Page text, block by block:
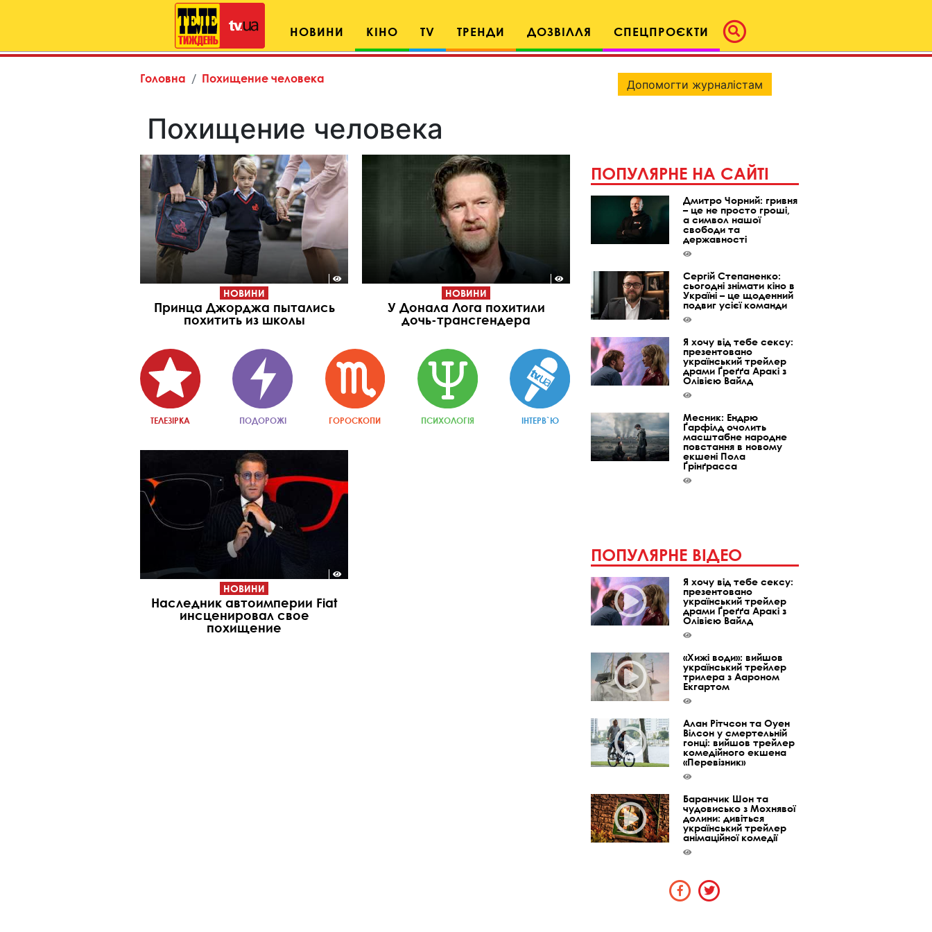
НОВИНИ КІНО TV ТРЕНДИ ДОЗВІЛЛЯ СПЕЦПРОЄКТИ
Головна Похищение человека
Похищение человека
НОВИНИ
Принца Джорджа пытались
похитить из школы
НОВИНИ
У Донала Лога похитили
дочь-трансгендера
ТЕЛЕЗІРКА ПОДОРОЖІ ГОРОСКОПИ ПСИХОЛОГІЯ ІНТЕРВ`Ю
НОВИНИ
Наследник автоимперии Fiat
инсценировал свое
похищение
Допомогти журналістам
ПОПУЛЯРНЕ НА САЙТІ
Дмитро Чорний: гривня
– це не просто гроші,
а символ нашої
свободи та
державності
Сергій Степаненко:
сьогодні знімати кіно в
Україні – це щоденний
подвиг усієї команди
Я хочу від тебе сексу:
презентовано
український трейлер
драми Ґреґґа Аракі з
Олівією Вайлд
Месник: Ендрю
Ґарфілд очолить
масштабне народне
повстання в новому
екшені Пола
Ґрінґрасса
ПОПУЛЯРНЕ ВІДЕО
Я хочу від тебе сексу:
презентовано
український трейлер
драми Ґреґґа Аракі з
Олівією Вайлд
«Хижі води»: вийшов
український трейлер
трилера з Аароном
Екгартом
Алан Рітчсон та Оуен
Вілсон у смертельній
гонці: вийшов трейлер
комедійного екшена
«Перевізник»
Баранчик Шон та
чудовисько з Мохнявої
долини: дивіться
український трейлер
анімаційної комедії